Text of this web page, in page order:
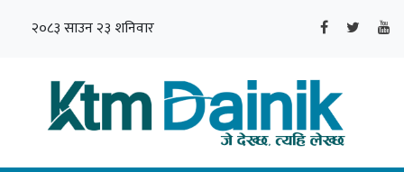
२०८३ साउन २३ शनिवार